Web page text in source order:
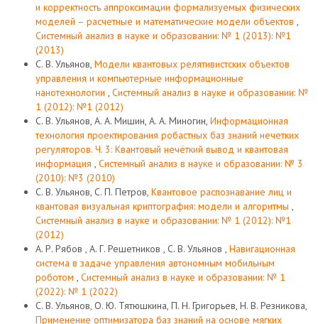
и корректность аппроксимации формализуемых физических
моделей – расчетные и математические модели объектов ,
Системный анализ в науке и образовании: № 1 (2013): №1
(2013)
С. В. Ульянов, Модели квантовых релятивистских объектов
управления и компьютерные информационные
нанотехнологии , Системный анализ в науке и образовании: №
1 (2012): №1 (2012)
С. В. Ульянов, А. А. Мишин, А. А. Миногин, Информационная
технология проектирования робастных баз знаний нечетких
регуляторов. Ч. 3: Квантовый нечёткий вывод и квантовая
информация , Системный анализ в науке и образовании: № 3
(2010): №3 (2010)
С. В. Ульянов, С. П. Петров, Квантовое распознавание лиц и
квантовая визуальная криптография: модели и алгоритмы ,
Системный анализ в науке и образовании: № 1 (2012): №1
(2012)
А. Р. Рябов , А. Г. Решетников , С. В. Ульянов , Навигационная
система в задаче управления автономным мобильным
роботом , Системный анализ в науке и образовании: № 1
(2022): № 1 (2022)
С. В. Ульянов, О. Ю. Тятюшкина, П. Н. Григорьев, Н. В. Резникова,
Применение оптимизатора баз знаний на основе мягких